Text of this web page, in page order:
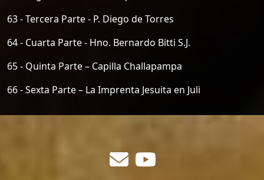
63 - Tercera Parte - P. Diego de Torres
64 - Cuarta Parte - Hno. Bernardo Bitti S.J.
65 - Quinta Parte – Capilla Challapampa
66 - Sexta Parte – La Imprenta Jesuita en Juli